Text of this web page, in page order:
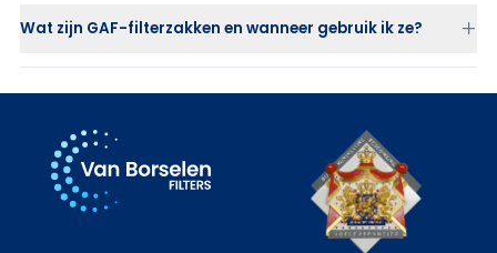
Wat zijn GAF-filterzakken en wanneer gebruik ik ze?